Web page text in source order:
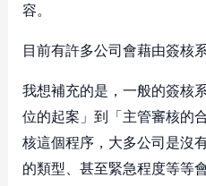
容。
目前有許多公司會藉由簽核
我想補充的是，一般的簽核
位的起案」到「主管審核的
核這個程序，大多公司是沒
的類型、甚至緊急程度等等